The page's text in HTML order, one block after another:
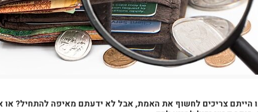
צריכים לחשוף את האמת, אבל לא ידעתם מאיפה להתחיל? או